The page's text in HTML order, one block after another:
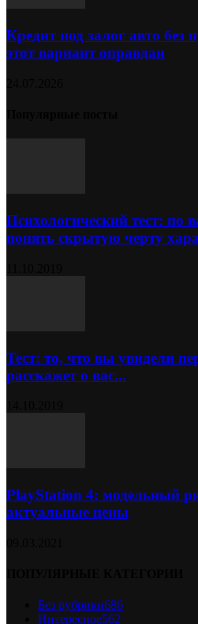
Кредит под залог авто без
этот вариант оправдан
Психологический тест: по
понять скрытую черту
Тест: то, что вы увидели
расскажет о вас...
PlayStation 4: модельный
актуальные цены
Без рубрики686
Интересное562